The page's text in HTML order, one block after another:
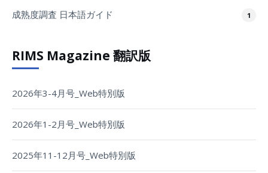
成熟度調査 日本語ガイド 1
RIMS Magazine 翻訳版
2026年3-4月号_Web特別版
2026年1-2月号_Web特別版
2025年11-12月号_Web特別版